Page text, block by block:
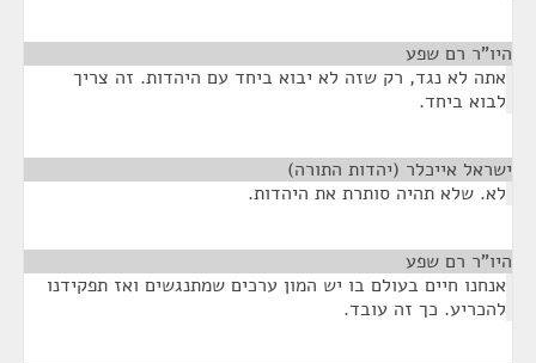
היו"ר רם שפע
אתה לא נגד, רק שזה לא יבוא ביחד עם היהדות. זה צריך
לבוא ביחד.
ישראל אייכלר (יהדות התורה)
לא. שלא תהיה סותרת את היהדות.
היו"ר רם שפע
אנחנו חיים בעולם בו יש המון ערכים שמתנגשים ואז תפקידנו
להכריע. כך זה עובד.